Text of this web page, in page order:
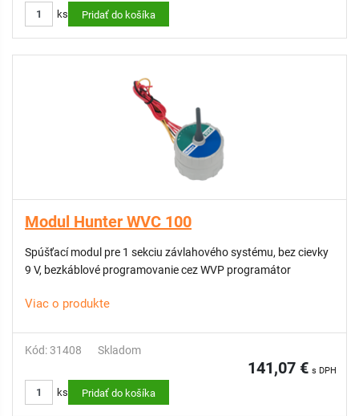
ks Pridať do košíka
Modul Hunter WVC 100
Spúšťací modul pre 1 sekciu závlahového systému, bez cievky
9 V, bezkáblové programovanie cez WVP programátor
Viac o produkte
Kód: 31408 Skladom
141,07 € s DPH
ks Pridať do košíka